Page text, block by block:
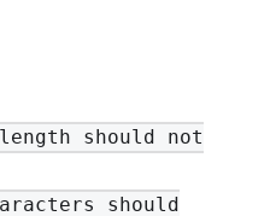
length should not
should